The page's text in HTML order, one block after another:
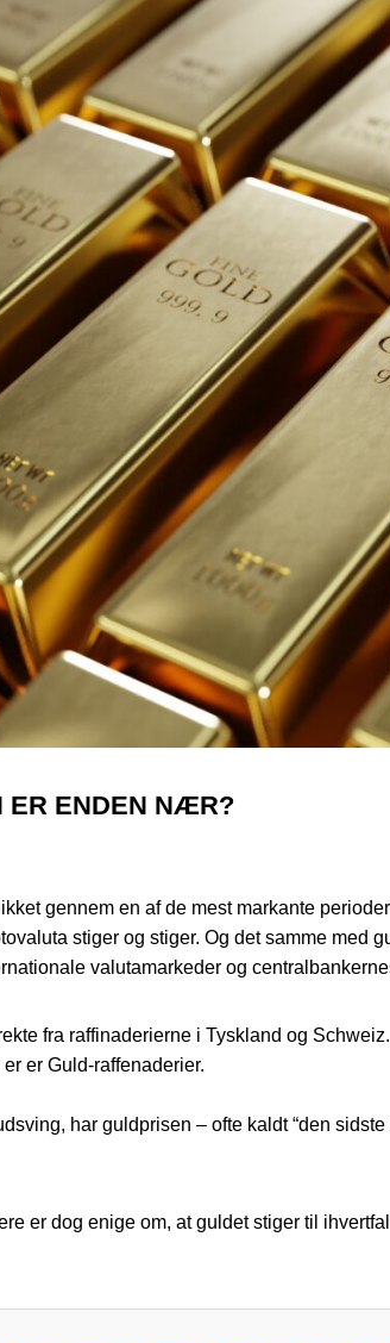
ER ENDEN NÆR?
gennem en af de mest markante
stiger og stiger. Og det samme
valutamarkeder og
fra raffinaderierne i Tyskland og
er Guld-raffenaderier.
har guldprisen – ofte kaldt “den
er dog enige om, at guldet stiger til